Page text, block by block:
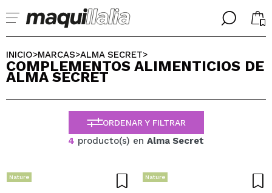
╳
Ya soy #maquilover, tengo cuenta
BIENVENIDX!
╳
SELECCIONA TU IDIOMA
ENGLISH
FRANCES
ALEMAN
ITALIANO
INICIO>MARCAS>ALMA SECRET>
COMPLEMENTOS ALIMENTICIOS DE
ALMA SECRET
ORDENAR Y FILTRAR
4 producto(s) en Alma Secret
Nature Nature